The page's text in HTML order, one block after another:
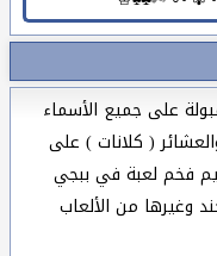
على جميع الأسماء
( كلانات ) على
فخم لعبة في ببجي
وغيرها من الألعاب